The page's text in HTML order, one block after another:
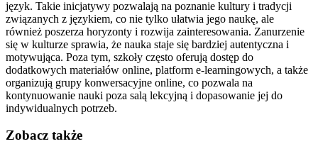
język. Takie inicjatywy pozwalają na poznanie kultury i tradycji
związanych z językiem, co nie tylko ułatwia jego naukę, ale
również poszerza horyzonty i rozwija zainteresowania. Zanurzenie
się w kulturze sprawia, że nauka staje się bardziej autentyczna i
motywująca. Poza tym, szkoły często oferują dostęp do
dodatkowych materiałów online, platform e-learningowych, a także
organizują grupy konwersacyjne online, co pozwala na
kontynuowanie nauki poza salą lekcyjną i dopasowanie jej do
indywidualnych potrzeb.
Zobacz także